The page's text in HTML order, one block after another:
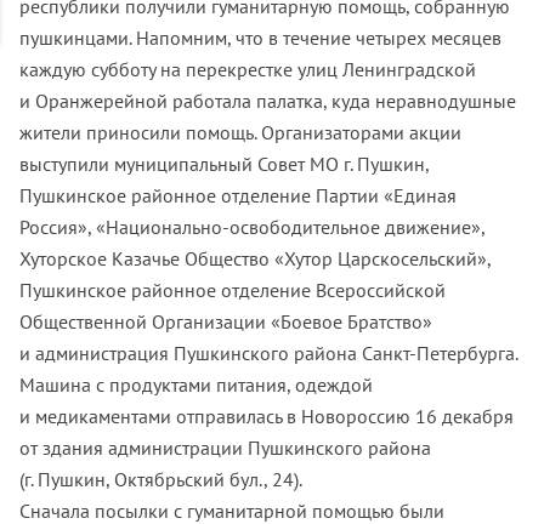
республики получили гуманитарную помощь, собранную
пушкинцами. Напомним, что в течение четырех месяцев
каждую субботу на перекрестке улиц Ленинградской
и Оранжерейной работала палатка, куда неравнодушные
жители приносили помощь. Организаторами акции
выступили муниципальный Совет МО г. Пушкин,
Пушкинское районное отделение Партии «Единая
Россия», «Национально-освободительное движение»,
Хуторское Казачье Общество «Хутор Царскосельский»,
Пушкинское районное отделение Всероссийской
Общественной Организации «Боевое Братство»
и администрация Пушкинского района Санкт-Петербурга.
Машина с продуктами питания, одеждой
и медикаментами отправилась в Новороссию 16 декабря
от здания администрации Пушкинского района
(г. Пушкин, Октябрьский бул., 24).
Сначала посылки с гуманитарной помощью были